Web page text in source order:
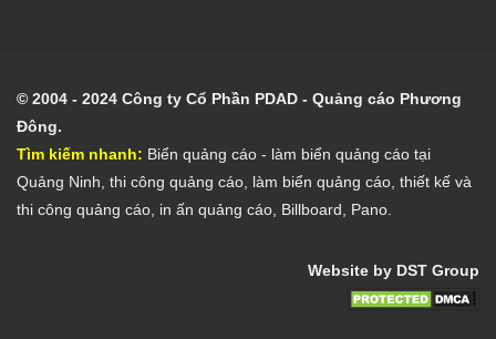
© 2004 - 2024 Công ty Cổ Phần PDAD - Quảng cáo Phương
Đông.
Tìm kiếm nhanh: Biển quảng cáo - làm biển quảng cáo tại
Quảng Ninh thi công quảng cáo làm biển quảng cáo thiết kế và
thi công quảng cáo in ấn quảng cáo Billboard Pano
Website by DST Group